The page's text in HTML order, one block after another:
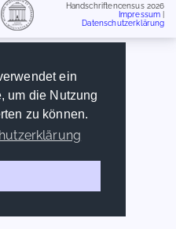
ein
um die Nutzung
zu können.
Handschriftencensus 2026
Impressum
Datenschutzerklärung